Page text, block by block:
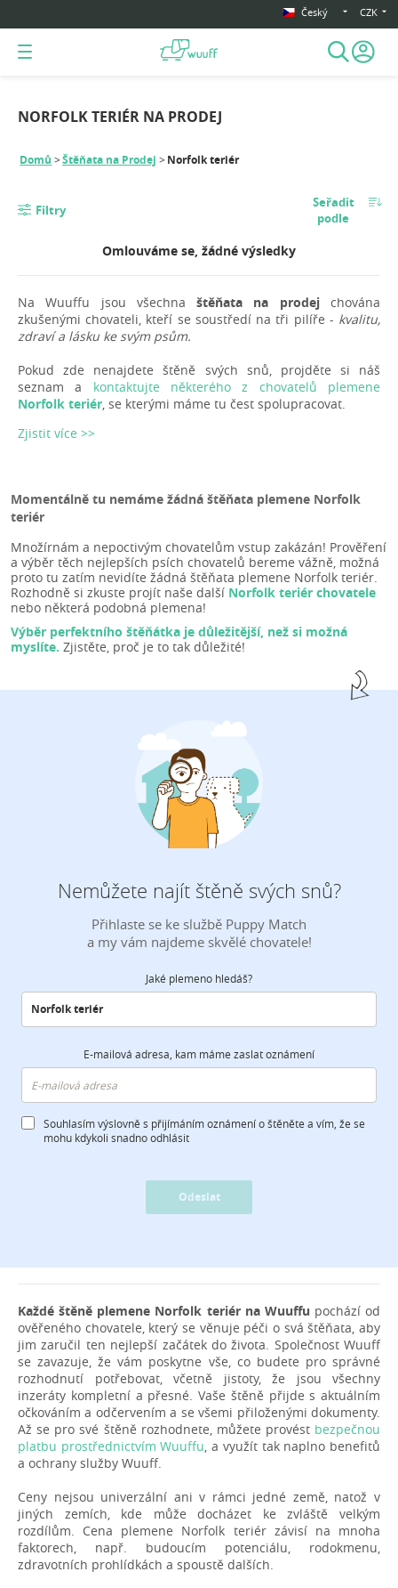
Český CZK
NORFOLK TERIÉR NA PRODEJ
Domů Štěňata na Prodej Norfolk teriér
Filtry
Seřadit
podle
Omlouváme se, žádné výsledky
Na Wuuffu jsou všechnaštěňata na prodejchována
zkušenými chovateli, kteří se soustředí na tři pilíře - kvalitu,
zdraví a lásku ke svým psům.
Pokud zde nenajdete štěně svých snů, projděte si náš
seznam a kontaktujte některého z chovatelů plemene
Norfolk teriér, se kterými máme tu čest spolupracovat.
Zjistit více >>
Momentálně tu nemáme žádná štěňata plemene Norfolk
teriér
Množírnám a nepoctivým chovatelům vstup zakázán! Prověření
a výběr těch nejlepších psích chovatelů bereme vážně, možná
proto tu zatím nevidíte žádná štěňata plemene Norfolk teriér.
Rozhodně si zkuste projít naše další Norfolk teriér chovatele
nebo některá podobná plemena!
Výběr perfektního štěňátka je důležitější, než si možná
myslíte. Zjistěte, proč je to tak důležité!
Nemůžete najít štěně svých snů?
Přihlaste se ke službě Puppy Match
a my vám najdeme skvělé chovatele!
Jaké plemeno hledáš?
E-mailová adresa, kam máme zaslat oznámení
Souhlasím výslovně s přijímáním oznámení o štěněte a vím, že se
mohu kdykoli snadno odhlásit
Odeslat
Každé štěně plemene Norfolk teriér na Wuuffu pochází od
ověřeného chovatele, který se věnuje péči o svá štěňata, aby
jim zaručil ten nejlepší začátek do života. Společnost Wuuff
se zavazuje, že vám poskytne vše, co budete pro správné
rozhodnutí potřebovat, včetně jistoty, že jsou všechny
inzeráty kompletní a přesné. Vaše štěně přijde s aktuálním
očkováním a odčervením a se všemi přiloženými dokumenty.
Až se pro své štěně rozhodnete, můžete provést bezpečnou
platbu prostřednictvím Wuuffu , a využít tak naplno benefitů
a ochrany služby Wuuff.
Ceny nejsou univerzální ani v rámci jedné země, natož v
jiných zemích, kde může docházet ke zvláště velkým
rozdílům. Cena plemene Norfolk teriér závisí na mnoha
faktorech, např. budoucím potenciálu, rodokmenu,
zdravotních prohlídkách a spoustě dalších.